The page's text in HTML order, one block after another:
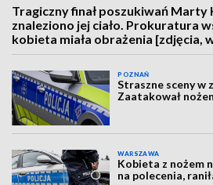
Tragiczny finał poszukiwań Marty
znaleziono jej ciało. Prokuratura
kobieta miała obrażenia [zdjęcia,
POZNAŃ
Straszne sceny w
Zaatakował
WARSZAWA
Kobieta z nożem
na polecenia,